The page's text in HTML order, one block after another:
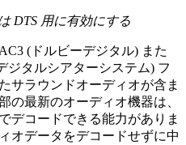
DTS 用に有効にする
(ドルビーデジタル) また
ジタルシアターシステム) フ
サラウンドオーディオが含ま
の最新のオーディオ機器は、
デコードできる能力がありま
オデータをデコードせずに中